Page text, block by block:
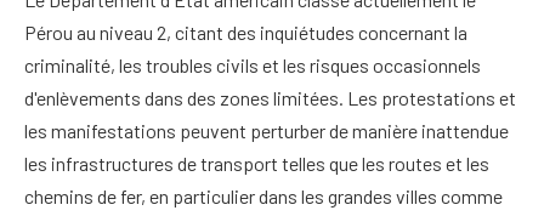
Pérou au niveau 2, citant des inquiétudes concernant la
criminalité, les troubles civils et les risques occasionnels
d'enlèvements dans des zones limitées. Les protestations et
les manifestations peuvent perturber de manière inattendue
les infrastructures de transport telles que les routes et les
chemins de fer, en particulier dans les grandes villes comme